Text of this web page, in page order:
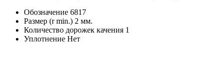
Обозначение 6817
Размер (r min.) 2 мм.
Количество дорожек качения 1
Уплотнение Нет